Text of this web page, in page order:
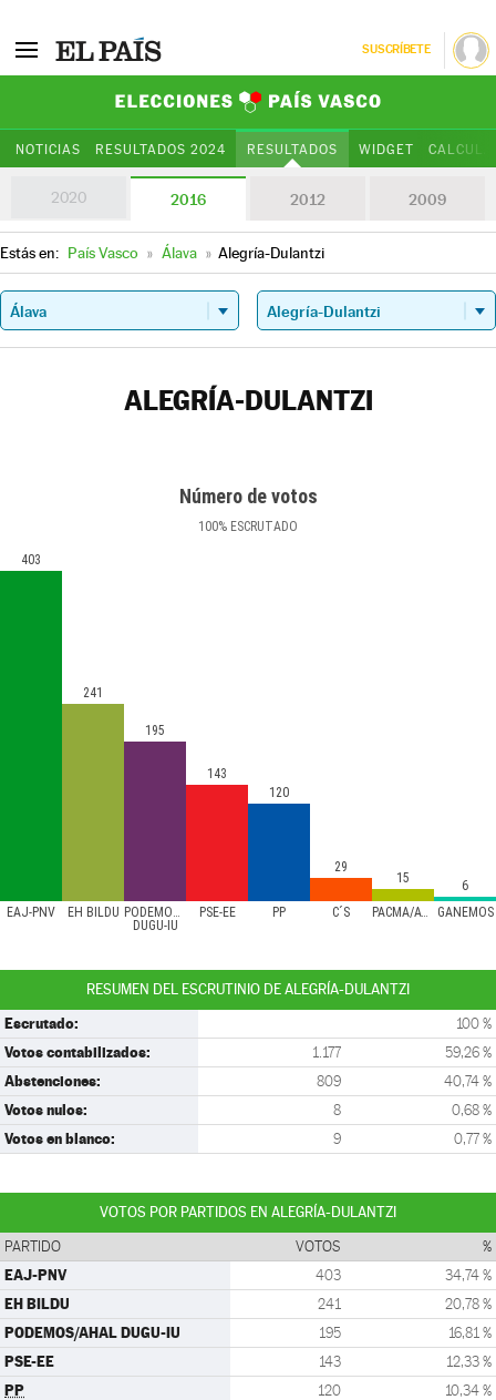
SUSCRÍBETE
NOTICIAS RESULTADOS 2024 RESULTADOS WIDGET
2020 2016 2012 2009
Estás en: País Vasco » Álava » Alegría-Dulantzi
ALEGRÍA-DULANTZI
Número de votos
100% ESCRUTADO
EAJ-PNV EH BILDU PODEMOS/AHAL
DUGU-IU
PSE-EE PP C´S PACMA/ATTKA GANEMOS
403
241
195
143
120
29
15 6
RESUMEN DEL ESCRUTINIO DE ALEGRÍA-DULANTZI
Escrutado: 100 %
Votos contabilizados: 1.177 59,26 %
Abstenciones: 809 40,74 %
Votos nulos: 8 0,68 %
Votos en blanco: 9 0,77 %
VOTOS POR PARTIDOS EN ALEGRÍA-DULANTZI
PARTIDO VOTOS %
EAJ-PNV 403 34,74 %
EH BILDU 241 20,78 %
PODEMOS/AHAL DUGU-IU 195 16,81 %
PSE-EE 143 12,33 %
PP 120 10,34 %